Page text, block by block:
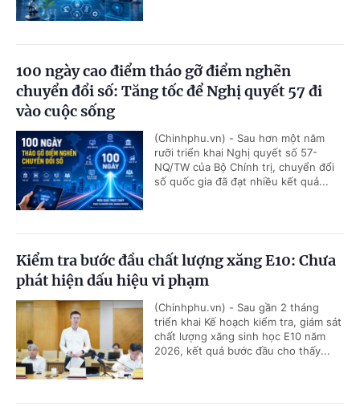
100 ngày cao điểm tháo gỡ điểm nghẽn
chuyển đổi số: Tăng tốc để Nghị quyết 57 đi
vào cuộc sống
(Chinhphu.vn) - Sau hơn một năm
rưỡi triển khai Nghị quyết số 57-
NQ/TW của Bộ Chính trị, chuyển đổi
số quốc gia đã đạt nhiều kết quả...
Kiểm tra bước đầu chất lượng xăng E10: Chưa
phát hiện dấu hiệu vi phạm
(Chinhphu.vn) - Sau gần 2 tháng
triển khai Kế hoạch kiểm tra, giám sát
chất lượng xăng sinh học E10 năm
2026, kết quả bước đầu cho thấy...